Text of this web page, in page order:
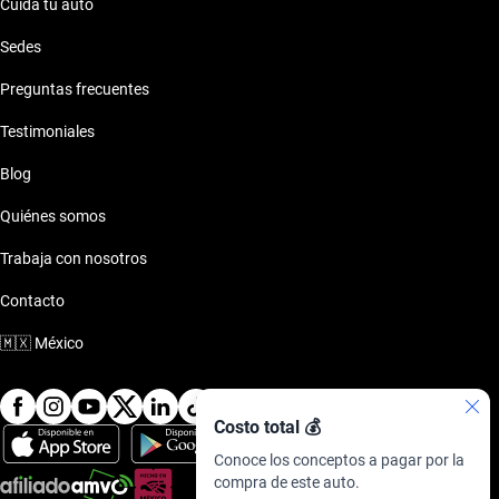
Costo total 💰
Conoce los conceptos a pagar por la
compra de este auto.
Cuida tu auto
Sedes
Preguntas frecuentes
Testimoniales
Blog
Quiénes somos
Trabaja con nosotros
Contacto
🇲🇽 México